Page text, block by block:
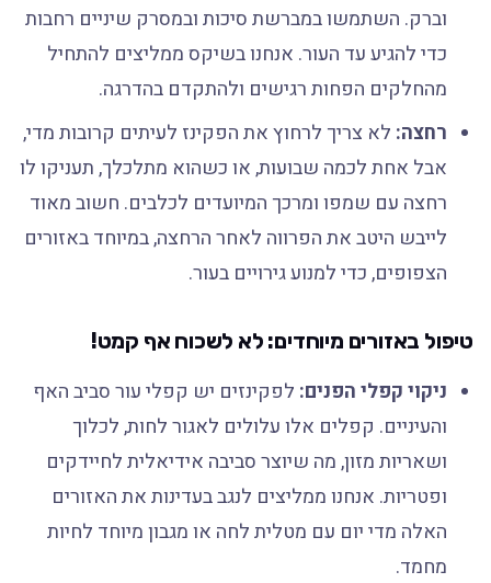
וברק. השתמשו במברשת סיכות ובמסרק שיניים רחבות
כדי להגיע עד העור. אנחנו בשיקס ממליצים להתחיל
מהחלקים הפחות רגישים ולהתקדם בהדרגה.
רחצה:לא צריך לרחוץ את הפקינז לעיתים קרובות מדי,
אבל אחת לכמה שבועות, או כשהוא מתלכלך, תעניקו לו
רחצה עם שמפו ומרכך המיועדים לכלבים. חשוב מאוד
לייבש היטב את הפרווה לאחר הרחצה, במיוחד באזורים
הצפופים, כדי למנוע גירויים בעור.
טיפול באזורים מיוחדים: לא לשכוח אף קמט!
ניקוי קפלי הפנים:לפקינזים יש קפלי עור סביב האף
והעיניים. קפלים אלו עלולים לאגור לחות, לכלוך
ושאריות מזון, מה שיוצר סביבה אידיאלית לחיידקים
ופטריות. אנחנו ממליצים לנגב בעדינות את האזורים
האלה מדי יום עם מטלית לחה או מגבון מיוחד לחיות
מחמד.